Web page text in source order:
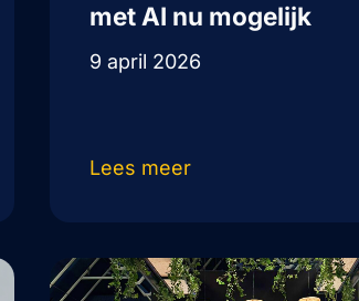
met AI nu mogelijk
9 april 2026
Lees meer